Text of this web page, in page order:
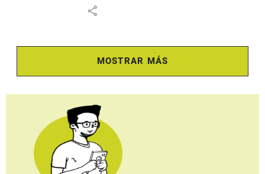
share
MOSTRAR MÁS